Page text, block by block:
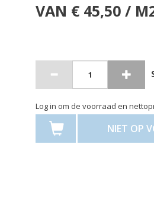
VAN € 45,50 /
Log in om de voorraad en
NIET OP